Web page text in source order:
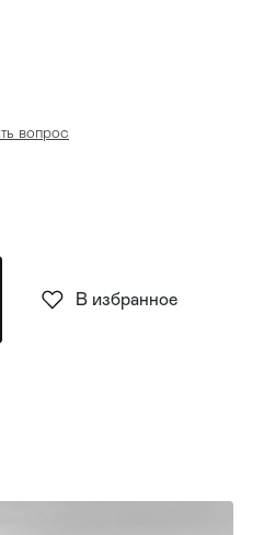
вопрос
В избранное